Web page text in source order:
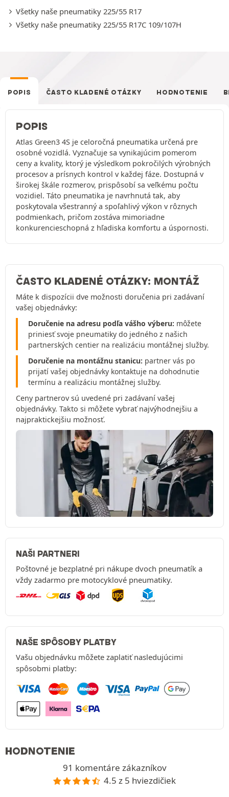
Všetky naše pneumatiky 225/55 R17
Všetky naše pneumatiky 225/55 R17C 109/107H
POPIS ČASTO KLADENÉ OTÁZKY HODNOTENIE
POPIS
Atlas Green3 4S je celoročná pneumatika určená pre
osobné vozidlá. Vyznačuje sa vynikajúcim pomerom
ceny a kvality, ktorý je výsledkom pokročilých výrobných
procesov a prísnych kontrol v každej fáze. Dostupná v
širokej škále rozmerov, prispôsobí sa veľkému počtu
vozidiel. Táto pneumatika je navrhnutá tak, aby
poskytovala všestranný a spoľahlivý výkon v rôznych
podmienkach, pričom zostáva mimoriadne
konkurencieschopná z hľadiska komfortu a úspornosti.
ČASTO KLADENÉ OTÁZKY: MONTÁŽ
Máte k dispozícii dve možnosti doručenia pri zadávaní
vašej objednávky:
Doručenie na adresu podľa vášho výberu: môžete
priniesť svoje pneumatiky do jedného z našich
partnerských centier na realizáciu montážnej služby.
Doručenie na montážnu stanicu: partner vás po
prijatí vašej objednávky kontaktuje na dohodnutie
termínu a realizáciu montážnej služby.
Ceny partnerov sú uvedené pri zadávaní vašej
objednávky. Takto si môžete vybrať najvýhodnejšiu a
najpraktickejšiu možnosť.
NAŠI PARTNERI
Poštovné je bezplatné pri nákupe dvoch pneumatík a
vždy zadarmo pre motocyklové pneumatiky.
NAŠE SPÔSOBY PLATBY
Vašu objednávku môžete zaplatiť nasledujúcimi
spôsobmi platby:
HODNOTENIE
91 komentáre zákazníkov
4.5 z 5 hviezdičiek